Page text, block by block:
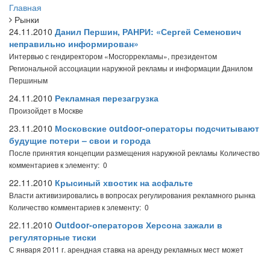
Главная
Рынки
24.11.2010 Данил Першин, РАНРИ: «Сергей Семенович
неправильно информирован»
Интервью с гендиректором «Мосгоррекламы», президентом
Региональной ассоциации наружной рекламы и информации Данилом
Першиным
24.11.2010 Рекламная перезагрузка
Произойдет в Москве
23.11.2010 Московские outdoor-операторы подсчитывают
будущие потери – свои и города
После принятия концепции размещения наружной рекламы Количество
комментариев к элементу: 0
22.11.2010 Крысиный хвостик на асфальте
Власти активизировались в вопросах регулирования рекламного рынка
Количество комментариев к элементу: 0
22.11.2010 Outdoor-операторов Херсона зажали в
регуляторные тиски
С января 2011 г. арендная ставка на аренду рекламных мест может